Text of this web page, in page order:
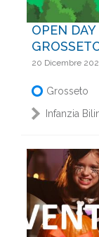
OPEN
20 Dicembre
Grosseto
Infanzia